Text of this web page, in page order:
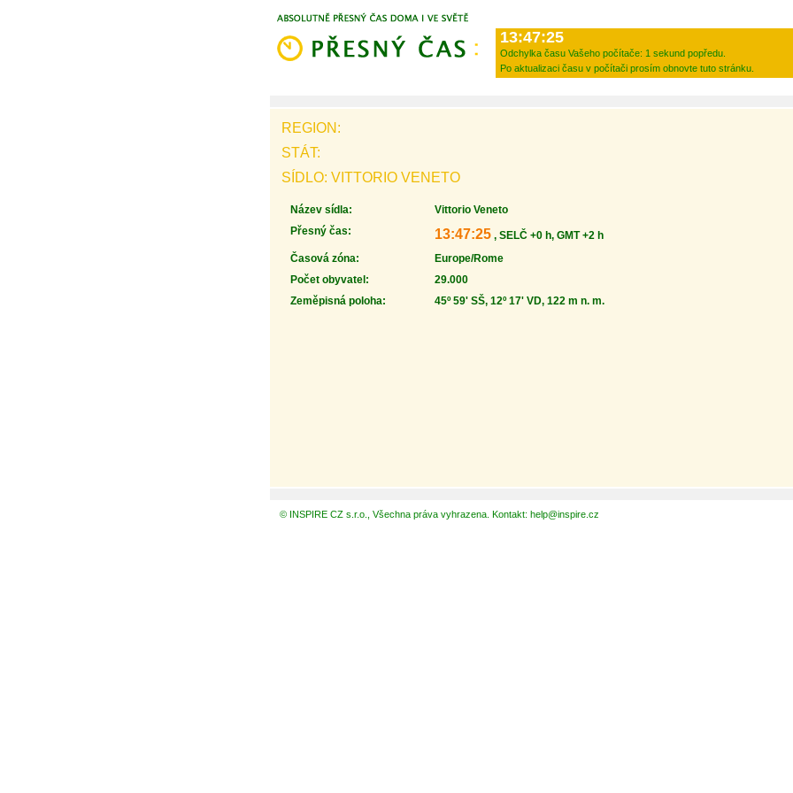
13:47:25
Odchylka času Vašeho počítače: 1 sekund popředu.
Po aktualizaci času v počítači prosím obnovte tuto stránku.
REGION:
STÁT:
SÍDLO: VITTORIO VENETO
Název sídla:
Vittorio Veneto
Přesný čas:
13:47:25 , SELČ +0 h, GMT +2 h
Časová zóna:
Europe/Rome
Počet obyvatel:
29.000
Zeměpisná poloha:
45º 59' SŠ, 12º 17' VD, 122 m n. m.
© INSPIRE CZ s.r.o., Všechna práva vyhrazena. Kontakt: help@inspire.cz